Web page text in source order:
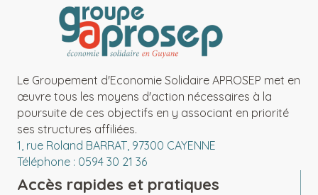
Le Groupement d'Economie Solidaire APROSEP met en
œuvre tous les moyens d'action nécessaires à la
poursuite de ces objectifs en y associant en priorité
ses structures affiliées.
1, rue Roland BARRAT, 97300 CAYENNE
Téléphone : 0594 30 21 36
Accès rapides et pratiques